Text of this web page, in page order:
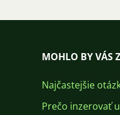
MOHLO BY VÁS
Najčastejšie
Prečo inzerovať